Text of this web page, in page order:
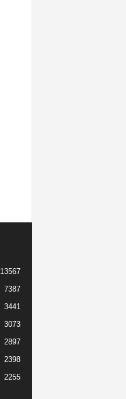
13567
7387
3441
3073
2897
2398
2255